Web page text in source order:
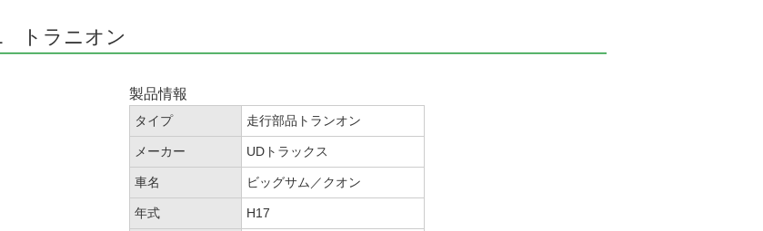
トラニオン
製品情報
タイプ 走行部品トランオン
メーカー UDトラックス
車名 ビッグサム／クオン
年式 H17